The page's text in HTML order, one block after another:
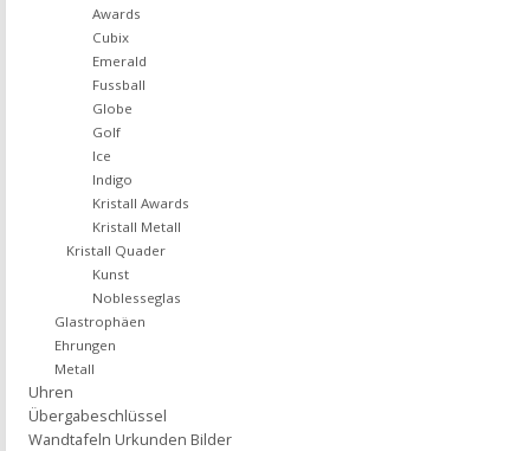
Awards
Cubix
Emerald
Fussball
Globe
Golf
Ice
Indigo
Kristall Awards
Kristall Metall
Kristall Quader
Kunst
Noblesseglas
Glastrophäen
Ehrungen
Metall
Uhren
Übergabeschlüssel
Wandtafeln Urkunden Bilder